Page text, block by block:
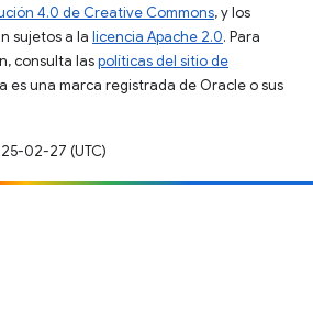
4.0 de Creative Commons, y los
sujetos a la licencia Apache 2.0. Para
consulta laspolíticas del sitio de
es una marca registrada de Oracle o sus
02-27 (UTC)